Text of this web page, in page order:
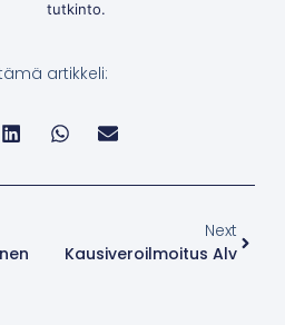
tutkinto.
artikkeli:
Next
Kausiveroilmoitus Alv